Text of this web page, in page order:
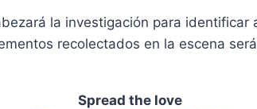
la investigación para
recolectados en la escena
Spread the love